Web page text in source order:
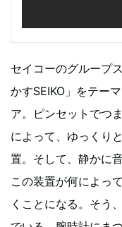
セイコーのグループ
かすSEIKO」をテー
ア。ピンセットでつ
によって、ゆっくり
置。そして、静かに
この装置が何によっ
くことになる。そう